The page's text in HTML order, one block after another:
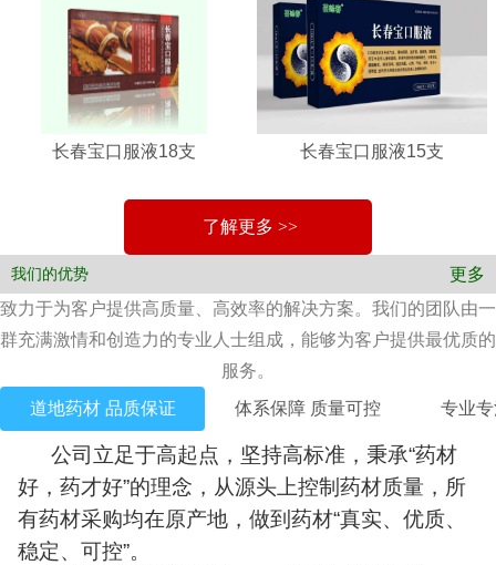
长春宝口服液18支 长春宝口服液15支
了解更多 >>
我们的优势
更多
致力于为客户提供高质量、高效率的解决方案。我们的团队由一
群充满激情和创造力的专业人士组成，能够为客户提供最优质的
服务。
道地药材 品质保证
体系保障 质量可控 专业
公司立足于高起点，坚持高标准，秉承“药材
好，药才好”的理念，从源头上控制药材质量，所
有药材采购均在原产地，做到药材“真实、优质、
稳定、可控”。